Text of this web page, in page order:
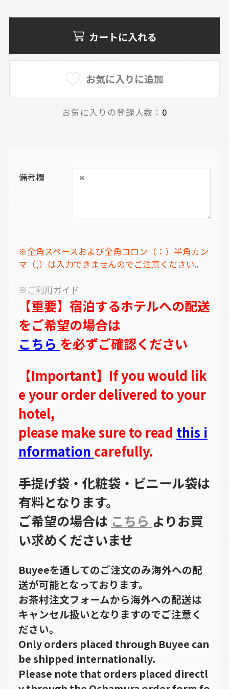
カートに入れる
お気に入りに追加
お気に入りの登録人数： 0
備考欄
※全角スペースおよび全角コロン（：）半角カン
マ（,）は入力できませんのでご注意ください。
※ご利用ガイド
【重要】宿泊するホテルへの配送
をご希望の場合は
こちら を必ずご確認ください
【Important】If you would lik
e your order delivered to your
hotel,
please make sure to read this i
nformation carefully.
手提げ袋・化粧袋・ビニール袋は
有料となります。
ご希望の場合は こちら よりお買
い求めくださいませ
Buyeeを通してのご注文のみ海外への配
送が可能となっております。
お茶村注文フォームから海外への配送は
キャンセル扱いとなりますのでご注意く
ださい。
Only orders placed through Buyee can
be shipped internationally.
Please note that orders placed directl